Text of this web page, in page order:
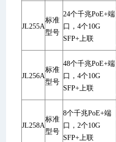
JL255A
标准
型号
24个千兆PoE+端
口，4个10G
SFP+上联
JL256A
标准
型号
48个千兆PoE+端
口，4个10G
SFP+上联
JL258A
标准
型号
8个千兆PoE+端
口，2个10G
SFP+上联